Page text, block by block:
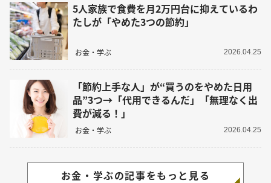
5人家族で食費を月2万円台に抑えているわ
たしが「やめた3つの節約」
お金・学ぶ 2026.04.25
「節約上手な人」が“買うのをやめた日用
品”3つ→「代用できるんだ」「無理なく出
費が減る！」
お金・学ぶ 2026.04.25
お金・学ぶの記事をもっと見る